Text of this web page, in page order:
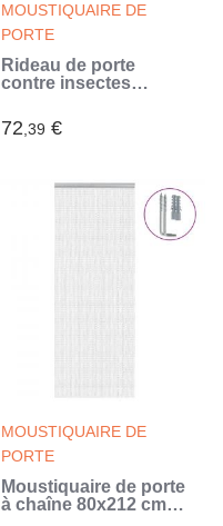
MOUSTIQUAIRE DE
PORTE
Rideau de porte
contre insectes
(Multicouleur)
72,39 €
MOUSTIQUAIRE DE
PORTE
Moustiquaire de porte
à chaîne 80x212 cm